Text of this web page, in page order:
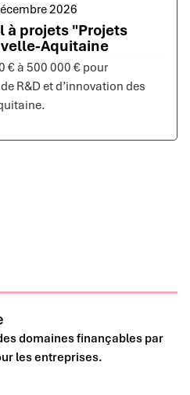
2026
à projets "Projets
Aquitaine
€ à 500 000 € pour
R&D et d’innovation des
domaines finançables par
les entreprises.